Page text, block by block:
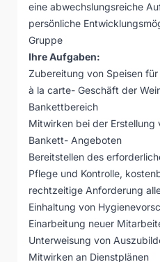
eine abwechslungsreiche
persönliche
Gruppe
Ihre Aufgaben:
Zubereitung von Speisen
à la carte- Geschäft der
Bankettbereich
Mitwirken bei der Erstellung
Bankett- Angeboten
Bereitstellen des
Pflege und Kontrolle,
rechtzeitige Anforderung
Einhaltung von
Einarbeitung neuer
Unterweisung von
Mitwirken an Dienstplänen